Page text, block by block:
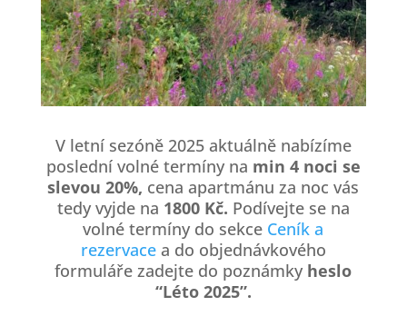
V letní sezóně 2025 aktuálně nabízíme
poslední volné termíny na min 4 noci se
slevou 20%, cena apartmánu za noc vás
tedy vyjde na 1800 Kč. Podívejte se na
volné termíny do sekce Ceník a
rezervacea do objednávkového
formuláře zadejte do poznámky heslo
“Léto 2025”.